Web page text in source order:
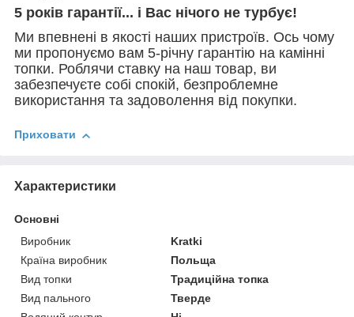
5 років гарантії... і Вас нічого не турбує!
Ми впевнені в якості наших пристроїв. Ось чому
ми пропонуємо вам 5-річну гарантію на камінні
топки. Роблячи ставку на наш товар, ви
забезпечуєте собі спокій, безпроблемне
використання та задоволення від покупки.
Приховати
Характеристики
Основні
Виробник
Kratki
Країна виробник
Польща
Вид топки
Традиційна топка
Вид пального
Тверде